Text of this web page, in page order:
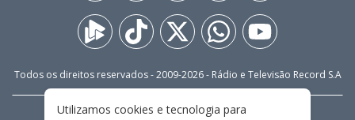
Todos os direitos reservados - 2009-2026- Rádio e Televisão Record S.A
Utilizamos cookies e tecnologia para